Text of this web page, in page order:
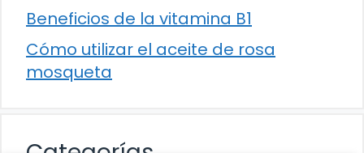
Beneficios de la vitamina B1
Cómo utilizar el aceite de rosa
mosqueta